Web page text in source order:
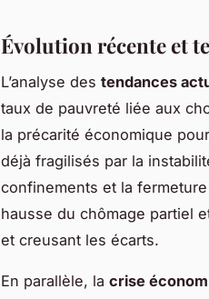
Évolution récente et
L’analyse des tendances
taux de pauvreté liée aux
la précarité économique
déjà fragilisés par la
confinements et la
hausse du chômage partiel
et creusant les écarts.
En parallèle, la crise